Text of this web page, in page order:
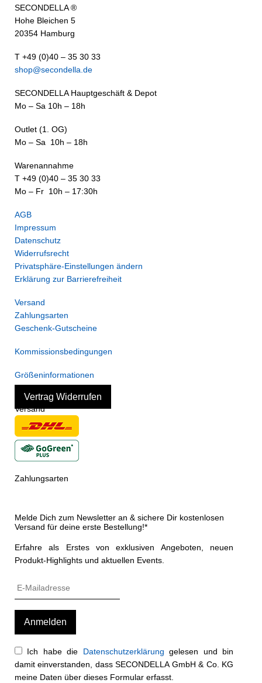
SECONDELLA ®
Hohe Bleichen 5
20354 Hamburg
T +49 (0)40 – 35 30 33
shop@secondella.de
SECONDELLA Hauptgeschäft & Depot
Mo – Sa 10h – 18h
Outlet (1. OG)
Mo – Sa 10h – 18h
Warenannahme
T +49 (0)40 – 35 30 33
Mo – Fr 10h – 17:30h
AGB
Impressum
Datenschutz
Widerrufsrecht
Privatsphäre-Einstellungen ändern
Erklärung zur Barrierefreiheit
Versand
Zahlungsarten
Geschenk-Gutscheine
Kommissionsbedingungen
Größeninformationen
Vertrag Widerrufen
Versand
Zahlungsarten
Melde Dich zum Newsletter an & sichere Dir kostenlosen
Versand für deine erste Bestellung!*
Erfahre als Erstes von exklusiven Angeboten, neuen
Produkt-Highlights und aktuellen Events.
Ich habe die Datenschutzerklärung gelesen und bin
damit einverstanden, dass SECONDELLA GmbH & Co. KG
meine Daten über dieses Formular erfasst.